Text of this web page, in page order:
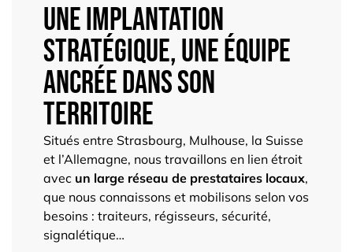
Une implantation
stratégique, une équipe
ancrée dans son
territoire
Situés entre Strasbourg, Mulhouse, la Suisse
et l’Allemagne, nous travaillons en lien étroit
avec un large réseau de prestataires locaux,
que nous connaissons et mobilisons selon vos
besoins : traiteurs, régisseurs, sécurité,
signalétique…